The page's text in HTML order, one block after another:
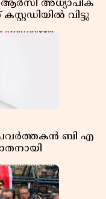
അധ്യാപിക
വിട്ടു
പ്രവർത്തകൻ ബി എ